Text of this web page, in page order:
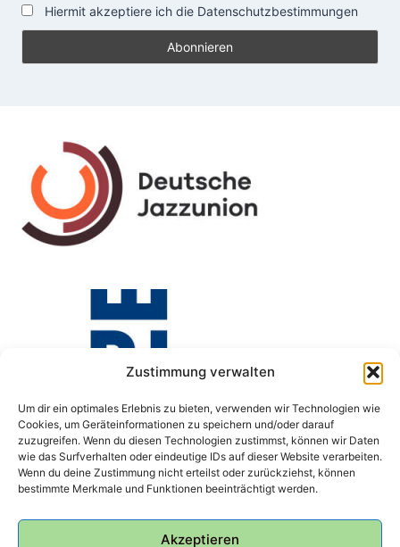
Zustimmung verwalten
Um dir ein optimales Erlebnis zu bieten, verwenden wir Technologien wie
Cookies, um Geräteinformationen zu speichern und/oder darauf
zuzugreifen. Wenn du diesen Technologien zustimmst, können wir Daten
wie das Surfverhalten oder eindeutige IDs auf dieser Website verarbeiten.
Wenn du deine Zustimmung nicht erteilst oder zurückziehst, können
bestimmte Merkmale und Funktionen beeinträchtigt werden.
Akzeptieren
Hiermit akzeptiere ich die Datenschutzbestimmungen